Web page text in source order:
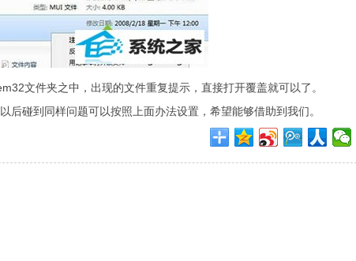
文件夹之中，出现的文件重复提示，直接打开覆盖就可以了。
碰到同样问题可以按照上面办法设置，希望能够借助到我们。